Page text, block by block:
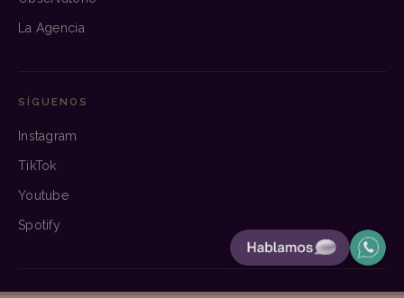
La Agencia
SÍGUENOS
Instagram
TikTok
Youtube
Spotify